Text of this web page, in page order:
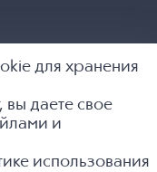
для хранения
вы даете свое
и
использования